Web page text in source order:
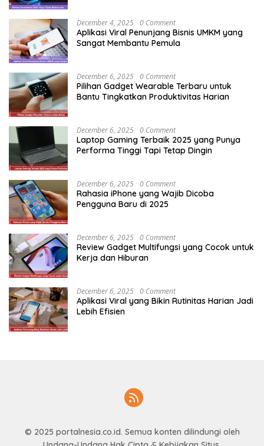
December 4, 2025 0 Comment
Aplikasi Viral Penunjang Bisnis UMKM yang
Sangat Membantu Pemula
December 6, 2025 0 Comment
Pilihan Gadget Wearable Terbaru untuk
Bantu Tingkatkan Produktivitas Harian
December 6, 2025 0 Comment
Laptop Gaming Terbaik 2025 yang Punya
Performa Tinggi Tapi Tetap Dingin
December 6, 2025 0 Comment
Rahasia iPhone yang Wajib Dicoba
Pengguna Baru di 2025
December 6, 2025 0 Comment
Review Gadget Multifungsi yang Cocok untuk
Kerja dan Hiburan
December 6, 2025 0 Comment
Aplikasi Viral yang Bikin Rutinitas Harian Jadi
Lebih Efisien
© 2025 portalnesia.co.id. Semua konten dilindungi oleh